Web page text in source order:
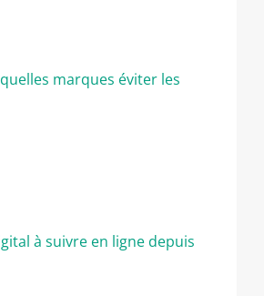
marques éviter les
à suivre en ligne depuis